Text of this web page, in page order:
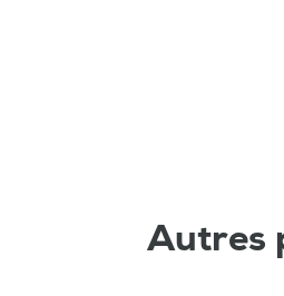
Autres